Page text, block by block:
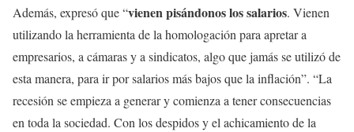
Además, expresó que “vienen pisándonos los salarios. Vienen
utilizando la herramienta de la homologación para apretar a
empresarios, a cámaras y a sindicatos, algo que jamás se utilizó de
esta manera, para ir por salarios más bajos que la inflación”. “La
recesión se empieza a generar y comienza a tener consecuencias
en toda la sociedad. Con los despidos y el achicamiento de la